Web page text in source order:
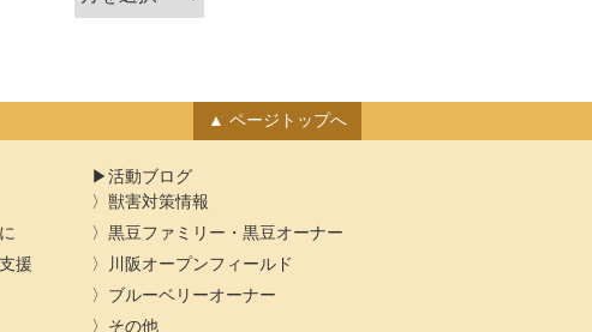
ー
ブ
ページトップへ
援
活動ブログ
獣害対策情報
黒豆ファミリー・黒豆オーナー
川阪オープンフィールド
ブルーベリーオーナー
その他